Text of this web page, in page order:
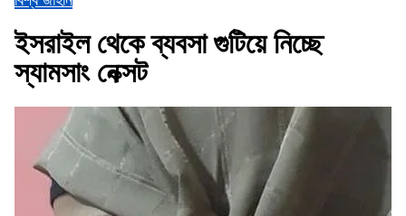
ইসরাইল থেকে ব্যবসা গুটিয়ে নিচ্ছে
স্যামসাং নেক্সট